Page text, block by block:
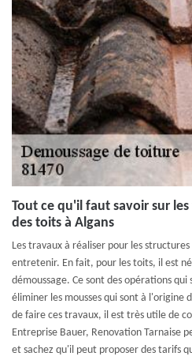
Tout ce qu'il faut savoir sur
des toits à Algans
Les travaux à réaliser pour les
entretenir. En fait, pour les toits, il est
démoussage. Ce sont des opérations
éliminer les mousses qui sont à l'origine
de faire ces travaux, il est très utile de
Entreprise Bauer, Renovation Tarnaise
et sachez qu'il peut proposer des tarifs